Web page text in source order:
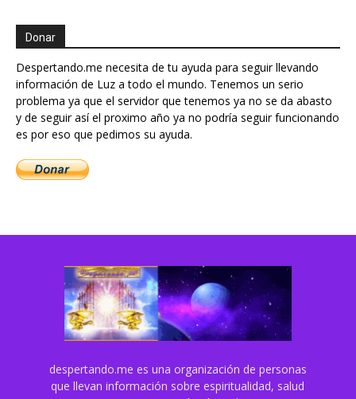
Donar
Despertando.me necesita de tu ayuda para seguir llevando
información de Luz a todo el mundo. Tenemos un serio
problema ya que el servidor que tenemos ya no se da abasto
y de seguir así el proximo año ya no podría seguir funcionando
es por eso que pedimos su ayuda.
despertando.me es una organización de personas
que llevan información sobre espiritualidad, salud